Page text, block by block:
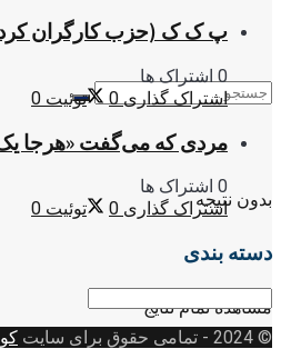
بدون نتیجه
مشاهده تمام نتایج
پ ک ک (حزب کارگران
0 اشتراک ها
اشتراک گذاری 0 توئیت 0
مردی که می‌گفت «هرجا
0 اشتراک ها
اشتراک گذاری 0 توئیت 0
دسته بندی
دسته
بندی
© 2024
- تمامی حقوق برای سایت